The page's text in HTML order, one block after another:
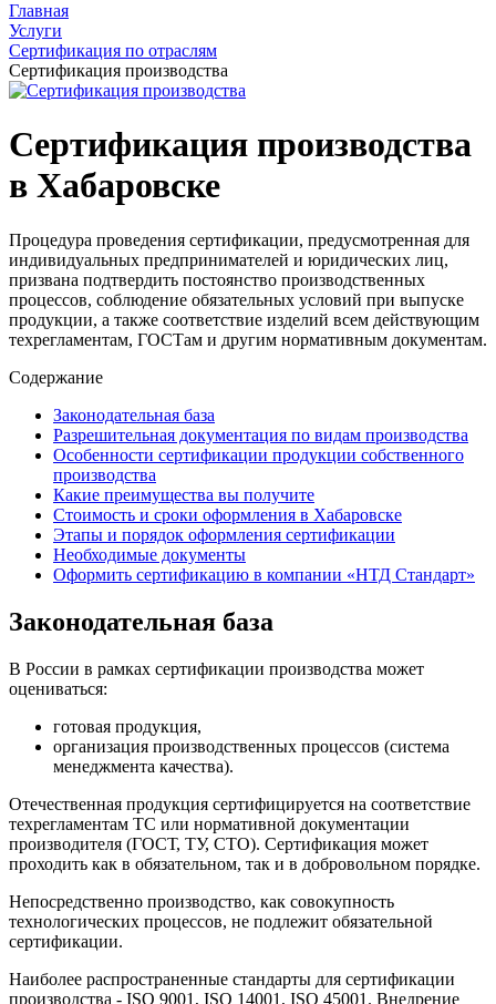
Главная
Услуги
Сертификация по отраслям
Сертификация производства
Сертификация производства
в Хабаровске
Процедура проведения сертификации, предусмотренная для
индивидуальных предпринимателей и юридических лиц,
призвана подтвердить постоянство производственных
процессов, соблюдение обязательных условий при выпуске
продукции, а также соответствие изделий всем действующим
техрегламентам, ГОСТам и другим нормативным документам.
Содержание
Законодательная база
Разрешительная документация по видам производства
Особенности сертификации продукции собственного
производства
Какие преимущества вы получите
Стоимость и сроки оформления в Хабаровске
Этапы и порядок оформления сертификации
Необходимые документы
Оформить сертификацию в компании «НТД Стандарт»
Законодательная база
В России в рамках сертификации производства может
оцениваться:
готовая продукция,
организация производственных процессов (система
менеджмента качества).
Отечественная продукция сертифицируется на соответствие
техрегламентам ТС или нормативной документации
производителя (ГОСТ, ТУ, СТО). Сертификация может
проходить как в обязательном, так и в добровольном порядке.
Непосредственно производство, как совокупность
технологических процессов, не подлежит обязательной
сертификации.
Наиболее распространенные стандарты для сертификации
производства - ISO 9001, ISO 14001, ISO 45001. Внедрение